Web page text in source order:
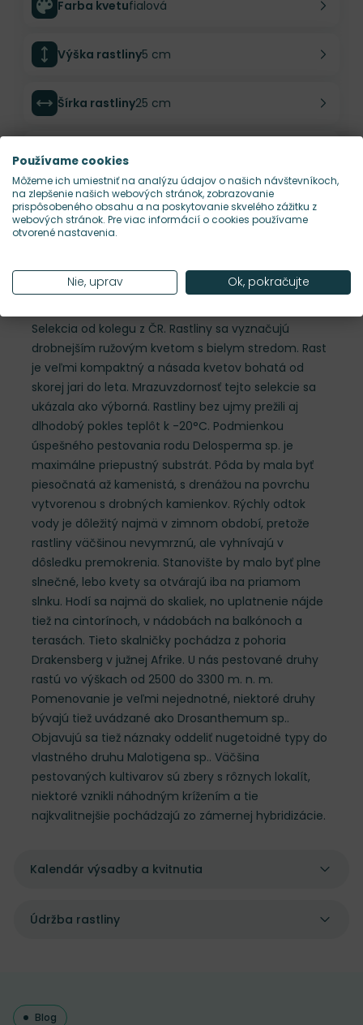
Farba kvetufialová
Výška rastliny5 cm
Šírka rastliny25 cm
Hustota výsadby15 ks/m²
Popis
Selekcia od kolegu z ČR. Rastliny sa vyznačujú
drobnejším ružovým kvetom s bielym stredom. Rast
je veľmi kompaktný a násada kvetov bohatá od
skorej jari do leta. Mrazuvzdornosť tejto selekcie sa
ukázala ako výborná. Rastliny bez ujmy prežili aj
dlhodobý pokles teplôt k -20°C. Podmienkou
úspešného pestovania rodu Delosperma sp. je
maximálne priepustný substrát. Pôda by mala byť
piesočnatá až kamenistá, s drenážou na povrchu
vytvorenou s drobných kamienkov. Rýchly odtok
vody je dôležitý najmä v zimnom období, pretože
rastliny väčšinou nevymrznú, ale vyhnívajú v
dôsledku premokrenia. Stanovište by malo byť plne
slnečné, lebo kvety sa otvárajú iba na priamom
slnku. Hodí sa najmä do skaliek, no uplatnenie nájde
tiež na cintorínoch, v nádobách na balkónoch a
terasách. Tieto skalničky pochádza z pohoria
Drakensberg v južnej Afrike. U nás pestované druhy
rastú vo výškach od 2500 do 3300 m. n. m.
Pomenovanie je veľmi nejednotné, niektoré druhy
bývajú tiež uvádzané ako Drosanthemum sp..
Objavujú sa tiež náznaky oddeliť nugetoidné typy do
vlastného druhu Malotigena sp.. Väčšina
pestovaných kultivarov sú zbery s rôznych lokalít,
niektoré vznikli náhodným krížením a tie
najkvalitnejšie pochádzajú zo zámernej hybridizácie.
Kalendár výsadby a kvitnutia
Údržba rastliny
Blog
Používame cookies
Môžeme ich umiestniť na analýzu údajov o našich návštevníkoch,
na zlepšenie našich webových stránok, zobrazovanie
prispôsobeného obsahu a na poskytovanie skvelého zážitku z
webových stránok. Pre viac informácií o cookies používame
otvorené nastavenia.
Nie, uprav Ok, pokračujte